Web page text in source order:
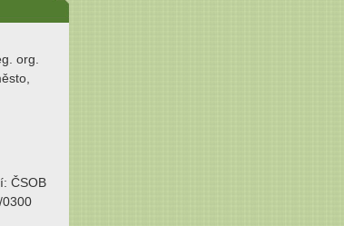
org.
ČSOB
0300